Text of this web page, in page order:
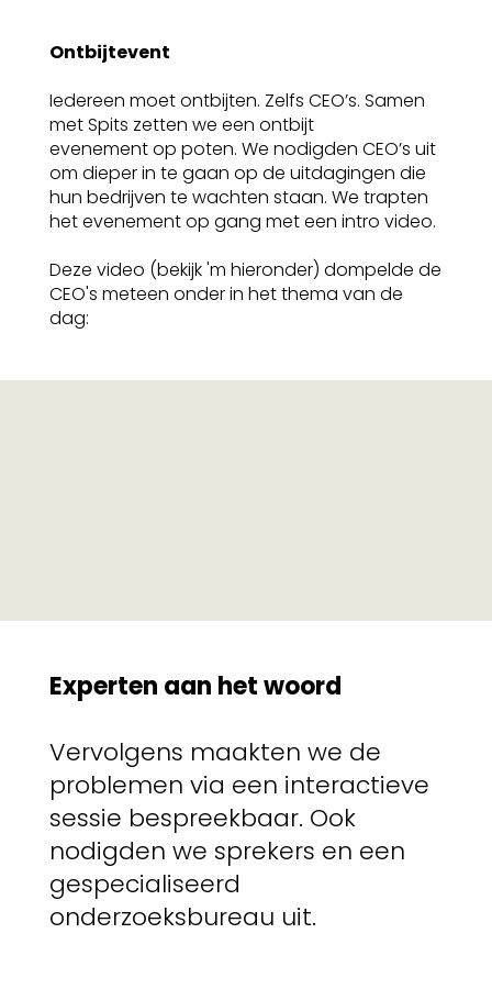
Ontbijtevent
Iedereen moet ontbijten. Zelfs CEO’s. Samen
met Spits zetten we een ontbijt
evenement op poten. We nodigden CEO’s uit
om dieper in te gaan op de uitdagingen die
hun bedrijven te wachten staan. We trapten
het evenement op gang met een intro video.
Deze video (bekijk 'm hieronder) dompelde de
CEO's meteen onder in het thema van de
dag:
Experten aan het woord
Vervolgens maakten we de
problemen via een interactieve
sessie bespreekbaar. Ook
nodigden we sprekers en een
gespecialiseerd
onderzoeksbureau uit.